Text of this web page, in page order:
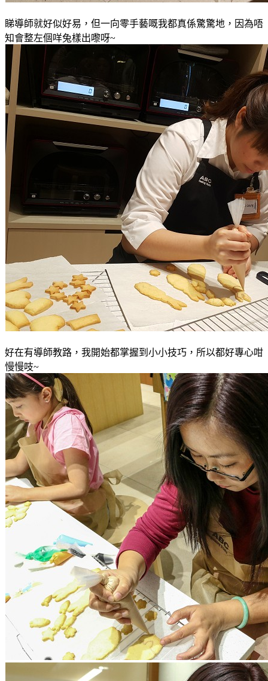
睇導師就好似好易 ，但一向零手藝嘅我都真係驚驚地 ，因為唔
知會整左個咩兔樣出嚟呀~
好在有導師教路，我開始都掌握到小小技巧 ，所以都好專心咁
慢慢吱~